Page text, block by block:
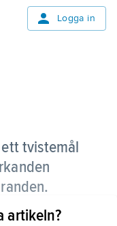
Logga in
tvistemål
artikeln?